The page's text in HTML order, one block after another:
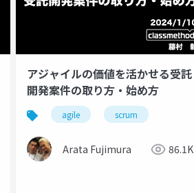
アジャイルの価値を活かせる受託
開発案件の取り方・始め方
agile scrum
Arata Fujimura 86.1K